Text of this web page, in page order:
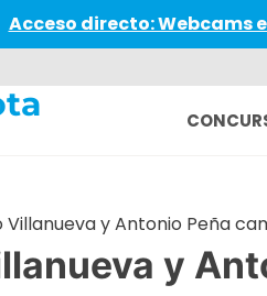
Acceso directo: Webcams
y Antonio Peña
y